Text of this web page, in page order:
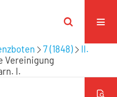
7 (1848)
II.
Vereinigung
I.